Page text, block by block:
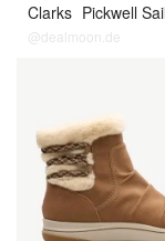
Clarks Pickwell
@dealmoon.de